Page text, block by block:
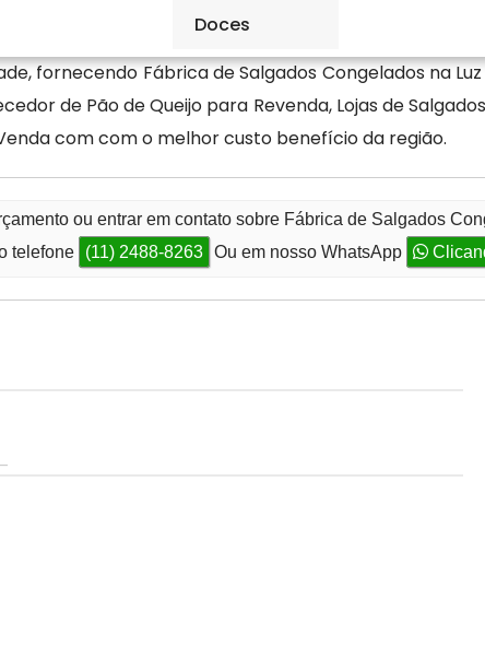
Doces
fornecendo Fábrica de Salgados Congelados na
de Pão de Queijo para Revenda, Lojas de
com com o melhor custo benefício da região.
ou entrar em contato sobre Fábrica de Salgados
telefone
(11) 2488-8263 Ou em nosso WhatsApp